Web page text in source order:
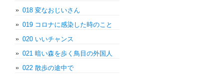
018 変なおじいさん
019 コロナに感染した時のこと
020 いいチャンス
021 暗い森を歩く鳥目の外国人
022 散歩の途中で